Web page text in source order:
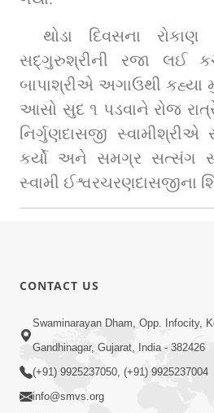
થોડા દિવસના રોકાણ
સદ્‌ગુરુશ્રીની રજા લઈ કચ્છમાં પધાર્યા અને
બાપાશ્રીએ અગાઉથી કહ્યા
આસો સુદ ૧ પડવાને રોજ રાત્રે
નિર્ગુણદાસજી
કર્યો અને સમગ્ર સત્સંગ
સ્વામી ઈશ્વરચરણદાસજીના
CONTACT US
Swaminarayan Dham, Opp. Infocity,
Gandhinagar, Gujarat, India - 382426
(+91) 9925237050, (+91) 9925237004
info@smvs.org